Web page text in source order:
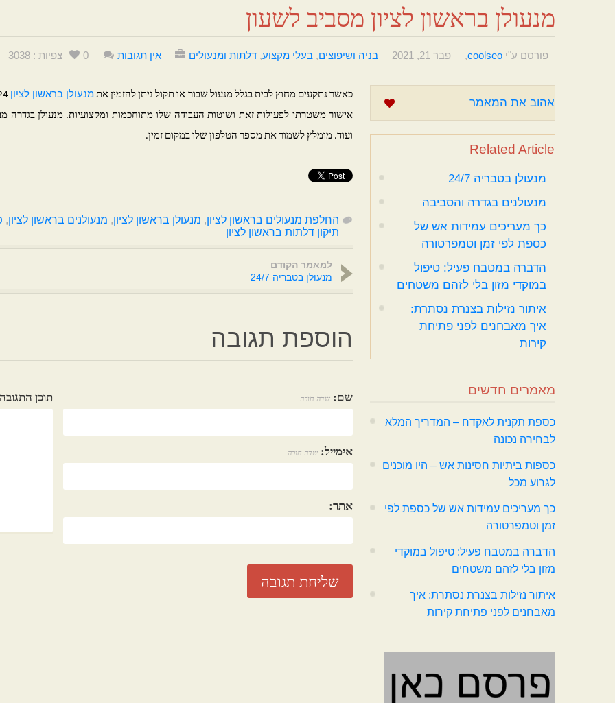
מנעולן בראשון לציון מסביב לשעון
פורסם ע"י coolseo
, פבר 21, 2021 בניה ושיפוצים, בעלי מקצוע, דלתות ומנעולים אין תגובות 0 צפיות : 3038
כאשר נתקעים מחוץ לבית בגלל מנעול שבור או תקול ניתן להזמין את מנעולן בראשון לציון
אישור משטרתי לפעילות זאת ושיטות העבודה שלו מתוחכמות ומקצועיות. מנעולן בגדרה
ועוד. מומלץ לשמור את מספר הטלפון שלו במקום זמין.
החלפת מנעולים בראשון לציון, מנעולן בראשון לציון, מנעולנים בראשון לציון,
תיקון דלתות בראשון לציון
למאמר הקודם
מנעולן בטבריה 24/7
הוספת תגובה
שם: שדה חובה
אימייל: שדה חובה
אתר:
תוכן התגובה
אהוב את המאמר
Related Article
מנעולן בטבריה 24/7
מנעולנים בגדרה והסביבה
כך מעריכים עמידות אש של
כספת לפי זמן וטמפרטורה
הדברה במטבח פעיל: טיפול
במוקדי מזון בלי לזהם משטחים
איתור נזילות בצנרת נסתרת:
איך מאבחנים לפני פתיחת
קירות
מאמרים חדשים
כספת תקנית לאקדח – המדריך המלא
לבחירה נכונה
כספות ביתיות חסינות אש – היו מוכנים
לגרוע מכל
כך מעריכים עמידות אש של כספת לפי
זמן וטמפרטורה
הדברה במטבח פעיל: טיפול במוקדי
מזון בלי לזהם משטחים
איתור נזילות בצנרת נסתרת: איך
מאבחנים לפני פתיחת קירות